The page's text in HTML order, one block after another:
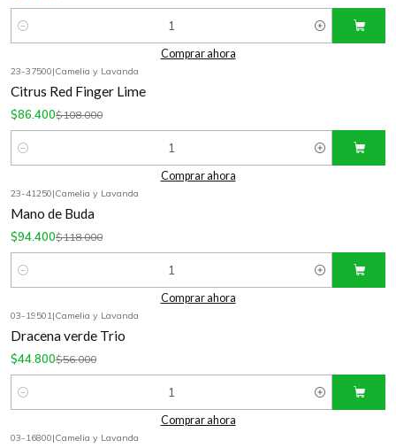
Cantidad
Comprar ahora
23-37500|Camelia y Lavanda
Citrus Red Finger Lime
$86.400$108.000
Cantidad
Comprar ahora
23-41250|Camelia y Lavanda
Mano de Buda
$94.400$118.000
Cantidad
Comprar ahora
03-19501 |Camelia y Lavanda
Dracena verde Trio
$44.800$56.000
Cantidad
Comprar ahora
03-16800|Camelia y Lavanda